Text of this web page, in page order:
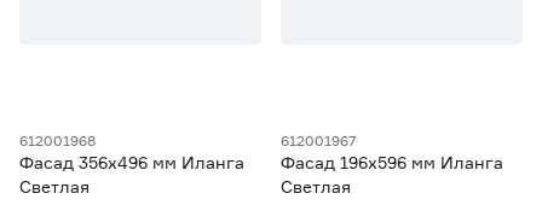
612001968
Фасад 356х496 мм Иланга
Светлая
612001967
Фасад 196х596 мм Иланга
Светлая